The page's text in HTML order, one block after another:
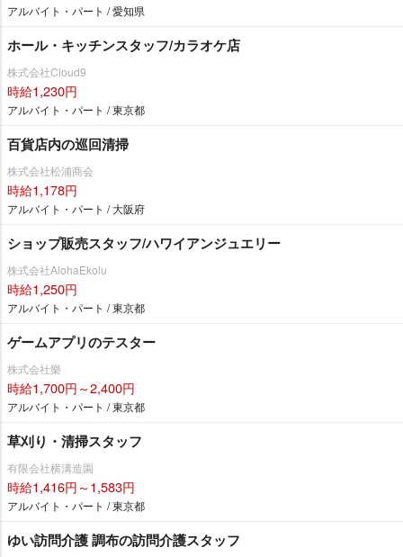
アルバイト・パート / 愛知県
ホール・キッチンスタッフ/カラオケ店
株式会社Cloud9
時給1,230円
アルバイト・パート / 東京都
百貨店内の巡回清掃
株式会社松浦商会
時給1,178円
アルバイト・パート / 大阪府
ショップ販売スタッフ/ハワイアンジュエリー
株式会社AlohaEkolu
時給1,250円
アルバイト・パート / 東京都
ゲームアプリのテスター
株式会社樂
時給1,700円～2,400円
アルバイト・パート / 東京都
草刈り・清掃スタッフ
有限会社横溝造園
時給1,416円～1,583円
アルバイト・パート / 東京都
ゆい訪問介護 調布の訪問介護スタッフ